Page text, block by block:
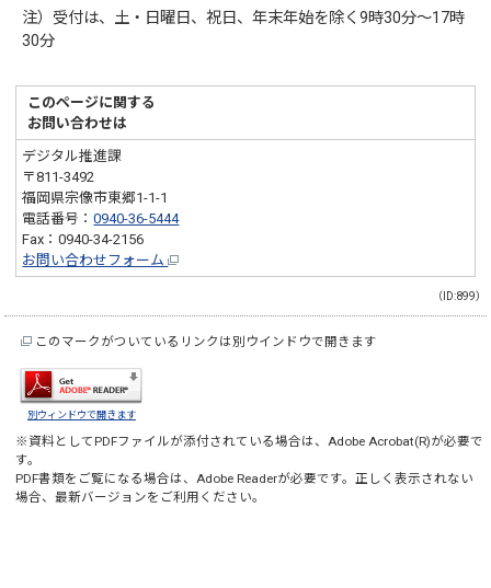
注）受付は、土・日曜日、祝日、年末年始を除く9時30分～17時
30分
このページに関する
お問い合わせは
デジタル推進課
〒811-3492
福岡県宗像市東郷1-1-1
電話番号：0940-36-5444
Fax：0940-34-2156
お問い合わせフォーム
（ID:899）
このマークがついているリンクは別ウインドウで開きます
別ウィンドウで開きます
※資料としてPDFファイルが添付されている場合は、Adobe Acrobat(R)が必要で
す。
PDF書類をご覧になる場合は、Adobe Readerが必要です。正しく表示されない
場合、最新バージョンをご利用ください。